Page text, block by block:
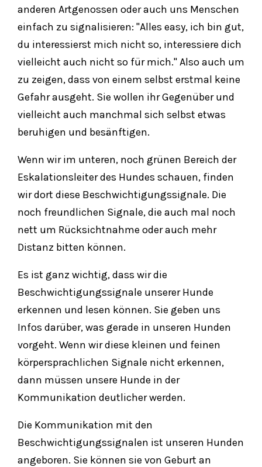
anderen Artgenossen oder auch uns Menschen
einfach zu signalisieren: "Alles easy, ich bin gut,
du interessierst mich nicht so, interessiere dich
vielleicht auch nicht so für mich." Also auch um
zu zeigen, dass von einem selbst erstmal keine
Gefahr ausgeht. Sie wollen ihr Gegenüber und
vielleicht auch manchmal sich selbst etwas
beruhigen und besänftigen.
Wenn wir im unteren, noch grünen Bereich der
Eskalationsleiter des Hundes schauen, finden
wir dort diese Beschwichtigungssignale. Die
noch freundlichen Signale, die auch mal noch
nett um Rücksichtnahme oder auch mehr
Distanz bitten können.
Es ist ganz wichtig, dass wir die
Beschwichtigungssignale unserer Hunde
erkennen und lesen können. Sie geben uns
Infos darüber, was gerade in unseren Hunden
vorgeht. Wenn wir diese kleinen und feinen
körpersprachlichen Signale nicht erkennen,
dann müssen unsere Hunde in der
Kommunikation deutlicher werden.
Die Kommunikation mit den
Beschwichtigungssignalen ist unseren Hunden
angeboren. Sie können sie von Geburt an